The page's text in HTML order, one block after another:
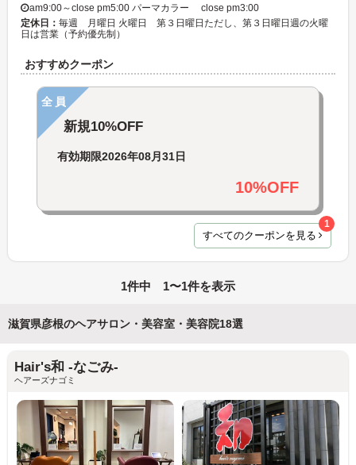
am9:00～close pm5:00 パーマカラー close pm3:00
定休日： 毎週 月曜日 火曜日 第３日曜日ただし、第３日曜日週の火曜
日は営業（予約優先制）
おすすめクーポン
全員
新規10%OFF
有効期限2026年08月31日
10%OFF
すべてのクーポンを見る
1
1件中 1〜1件を表示
滋賀県彦根のヘアサロン・美容室・美容院18選
Hair's和 -なごみ-
ヘアーズナゴミ